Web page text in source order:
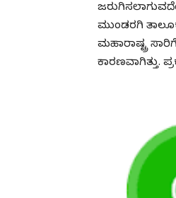
ಮುಂಡರಗಿ
ಮಹಾರಾಷ್ಟ್ರ
ಕಾರಣವಾಗಿತ್ತು.